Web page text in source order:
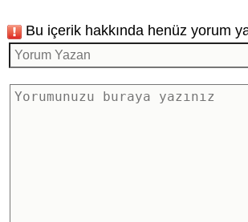
Bu içerik hakkında henüz yorum